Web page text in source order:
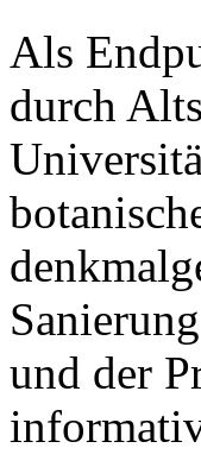
Als
durch
und der